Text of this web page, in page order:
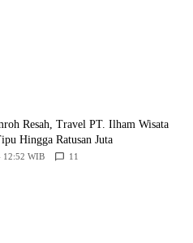
Resah, Travel PT. Ilham Wisata
Hingga Ratusan Juta
12:52 WIB 11